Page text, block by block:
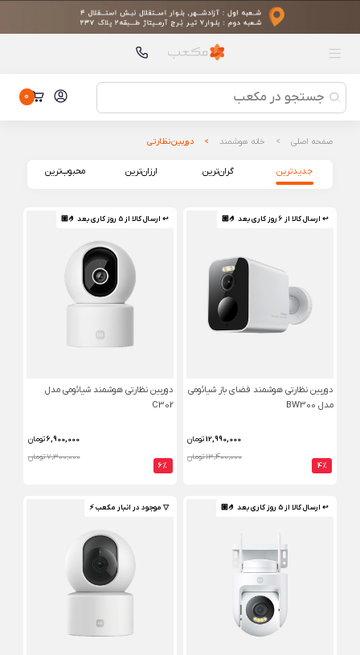
محصولات پیشنهادی
هندزفری بلوتوثی بیتس مدل Beats Solo Buds
جارو شارژی شیائومی Mi Vacuum Cleaner Mini
کیسه گردوخاک جارو رباتیک X20 PLUS مدل های X10 /X20 (تکی)
جارو برقی درما شیائومی Deerma DX900
دماسنج و رطوبت سنج شیائومی مدل MiaoMiaoCe MHO-C306
هندزفری بلوتوثی بیتس مدل Beats Solo Buds
کیسه گردوخاک جارو رباتیک X20 PLUS مدل های X10 /X20 (تکی)
0
صفحه اصلی خانه هوشمند دوربین نظارتی
جدیدترین گران‌ترین ارزان‌ترین محبوب‌ترین
↩ ارسال کالا از 6 روز کاری بعد 🤌🏼
دوربین نظارتی هوشمند فضای باز شیائومی
مدل BW300
12,990,000تومان
13,400,000 تومان
4%
↩ ارسال کالا از 5 روز کاری بعد 🤌🏼
دوربین نظارتی هوشمند شیائومی مدل
C302
6,900,000تومان
7,300,000 تومان
6%
↩ ارسال کالا از 5 روز کاری بعد 🤌🏼 ▽ موجود در انبار مکعب ⚡️